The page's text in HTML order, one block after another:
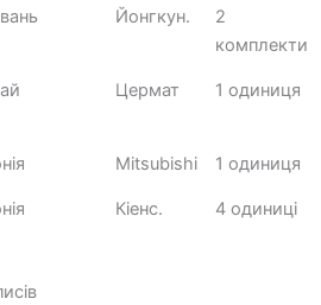
Йонгкун.
2
комплекти
Цермат 1 одиниця
Mitsubishi 1 одиниця
Кіенс. 4 одиниці